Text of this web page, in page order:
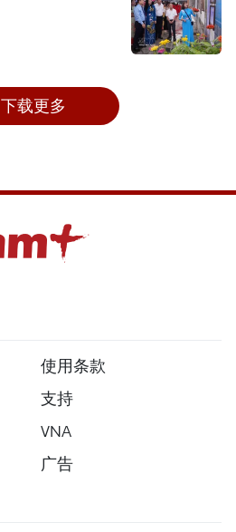
下载更多
使用条款
支持
VNA
广告